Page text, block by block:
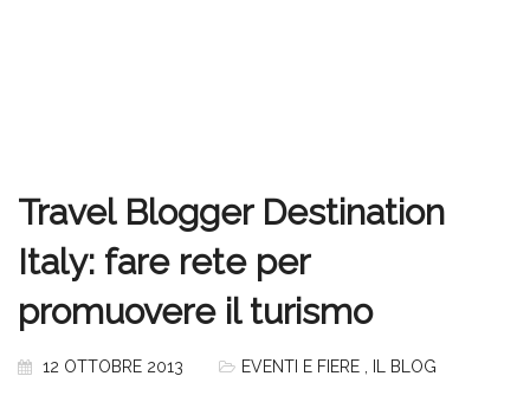
Travel Blogger Destination
Italy: fare rete per
promuovere il turismo
12 OTTOBRE 2013 EVENTI E FIERE IL BLOG